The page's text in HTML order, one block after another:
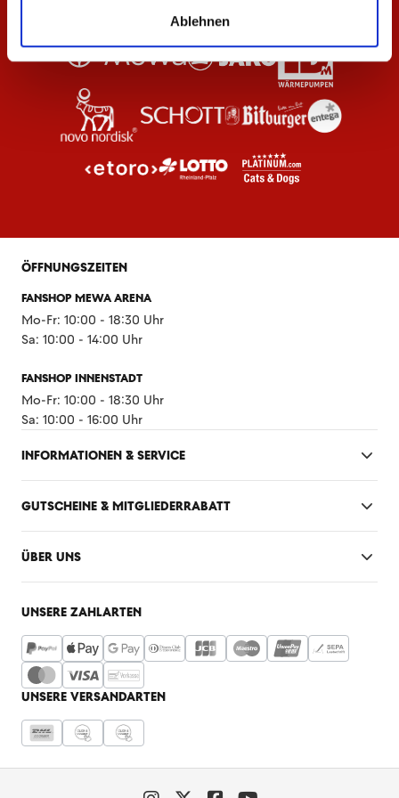
Ablehnen
ÖFFNUNGSZEITEN
FANSHOP MEWA ARENA
Mo-Fr: 10:00 - 18:30 Uhr
Sa: 10:00 - 14:00 Uhr
FANSHOP INNENSTADT
Mo-Fr: 10:00 - 18:30 Uhr
Sa: 10:00 - 16:00 Uhr
INFORMATIONEN & SERVICE
GUTSCHEINE & MITGLIEDERRABATT
ÜBER UNS
UNSERE ZAHLARTEN
UNSERE VERSANDARTEN